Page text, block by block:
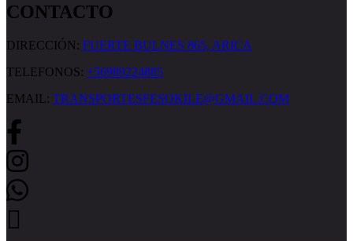
CONTACTO
DIRECCIÓN: FUERTE BULNES 865, ARICA
TELEFONOS: +56989224885
EMAIL: TRANSPORTESFESOKILE@GMAIL.COM